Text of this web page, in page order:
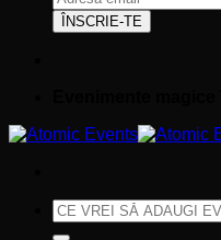
Caută
după: